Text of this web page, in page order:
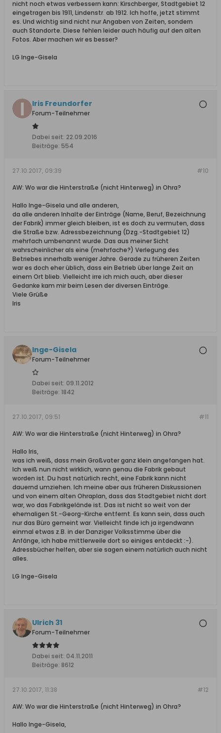
nicht noch etwas verbessern kann: Kirschberger, Stadtgebiet 12
eingetragen bis 1911, Lindenstr. ab 1912. Ich hoffe, jetzt stimmt
es. Und wichtig sind nicht nur Angaben von Zeiten, sondern
auch Standorte. Diese fehlen leider auch häufig auf den alten
Fotos. Aber machen wir es besser?
LG Inge-Gisela
Iris Freundorfer
Forum-Teilnehmer
Dabei seit: 22.09.2016
Beiträge: 554
#10
27.10.2017, 09:39
AW: Wo war die Hinterstraße (nicht Hinterweg) in Ohra?
Hallo Inge-Gisela und alle anderen,
da alle anderen Inhalte der Einträge (Name, Beruf, Bezeichnung
der Fabrik) immer gleich bleiben, ist es doch zu vermuten, dass
die Straße bzw. Adressbezeichnung (Dzg.-Stadtgebiet 12)
mehrfach umbenannt wurde. Das aus meiner Sicht
wahrscheinlicher als eine (mehrfache?) Verlegung des
Betriebes innerhalb weniger Jahre. Gerade zu früheren Zeiten
war es doch eher üblich, dass ein Betrieb über lange Zeit an
einem Ort blieb. Vielleicht irre ich mich auch, aber dieser
Gedanke kam mir beim Lesen der diversen Einträge.
Viele Grüße
Iris
Inge-Gisela
Forum-Teilnehmer
Dabei seit: 09.11.2012
Beiträge: 1842
#11
27.10.2017, 09:51
AW: Wo war die Hinterstraße (nicht Hinterweg) in Ohra?
Hallo Iris,
was ich weiß, dass mein Großvater ganz klein angefangen hat.
Ich weiß nun nicht wirklich, wann genau die Fabrik gebaut
worden ist. Du hast natürlich recht, eine Fabrik kann nicht
dauernd umziehen. Ich meine aber aus früheren Diskussionen
und von einem alten Ohraplan, dass das Stadtgebiet nicht dort
war, wo das Fabrikgelände ist. Das ist nicht so weit von der
ehemaligen St.-Georg-Kirche entfernt. Es kann sein, dass auch
nur das Büro gemeint war. Vielleicht finde ich ja irgendwann
einmal etwas z.B. in der Danziger Volksstimme über die
Anfänge, ich habe mittlerweile dort so einiges entdeckt :-).
Adressbücher helfen, aber sie sagen einem natürlich auch nicht
alles.
LG Inge-Gisela
Ulrich 31
Forum-Teilnehmer
Dabei seit: 04.11.2011
Beiträge: 8612
#12
27.10.2017, 11:38
AW: Wo war die Hinterstraße (nicht Hinterweg) in Ohra?
Hallo Inge-Gisela,